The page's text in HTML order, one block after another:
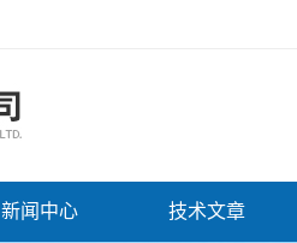
新闻中心 技术文章